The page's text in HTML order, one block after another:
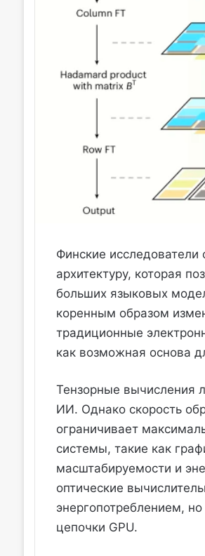
Финские
архитектуру, которая
больших языковых
коренным образом
традиционные
как возможная основа
Тензорные вычисления
ИИ. Однако скорость
ограничивает
системы, такие как
масштабируемости и
оптические
энергопотреблением,
цепочки GPU.